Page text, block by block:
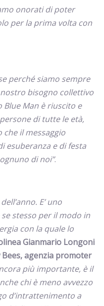
onorati di poter
per la prima volta con
perché siamo sempre
bisogno collettivo
Blue Man è riuscito e
di tutte le età,
il messaggio
esuberanza e di festa
di noi”.
E’ uno
stesso per il modo in
con la quale lo
Gianmario Longoni
agenzia promoter
più importante, è il
chi è meno avvezzo
d’intrattenimento a